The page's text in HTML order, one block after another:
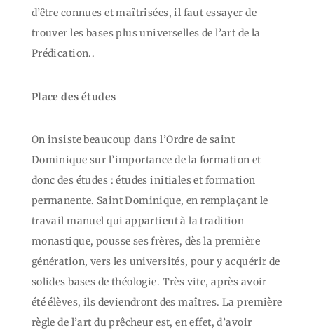
d’être connues et maîtrisées, il faut essayer de
trouver les bases plus universelles de l’art de la
Prédication..
Place des études
On insiste beaucoup dans l’Ordre de saint
Dominique sur l’importance de la formation et
donc des études : études initiales et formation
permanente. Saint Dominique, en remplaçant le
travail manuel qui appartient à la tradition
monastique, pousse ses frères, dès la première
génération, vers les universités, pour y acquérir de
solides bases de théologie. Très vite, après avoir
été élèves, ils deviendront des maîtres. La première
règle de l’art du prêcheur est, en effet, d’avoir